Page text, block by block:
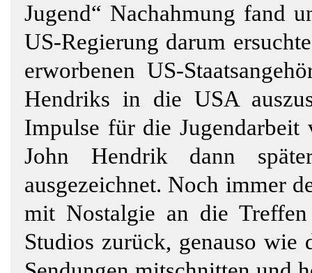
Jugend“ Nachahmung fand
US-Regierung darum
erworbenen US-
Hendriks in die USA
Impulse für die
John Hendrik dann
ausgezeichnet. Noch immer
mit Nostalgie an die
Studios zurück, genauso